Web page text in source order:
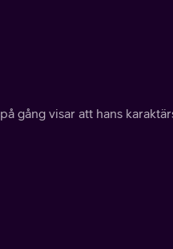
gång visar att hans